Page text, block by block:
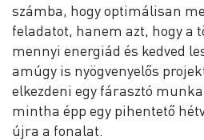
számba, hogy optimálisan
feladatot, hanem azt, hogy a
mennyi energiád és kedved
amúgy is nyögvenyelős
elkezdeni egy fárasztó
mintha épp egy pihentető
újra a fonalat.